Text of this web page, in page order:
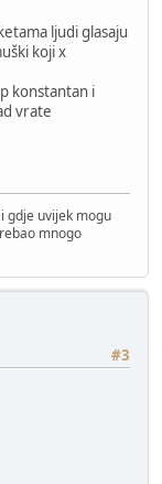
ljudi glasaju
koji x
konstantan i
vrate
gdje uvijek mogu
mnogo
#3